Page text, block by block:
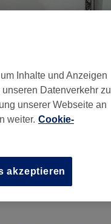
Inhalte und Anzeigen
Datenverkehr zu
unserer Webseite an
weiter. Cookie-
akzeptieren